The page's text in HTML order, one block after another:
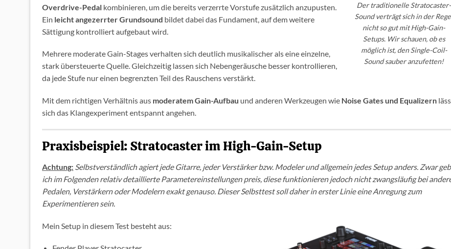
Der traditionelle Stratocaster-
Sound verträgt sich in der
nicht so gut mit High-Gain-
Setups. Wir schauen, ob es
möglich ist, den Single-Coil-
Sound sauber anzufetten!
Overdrive-Pedal kombinieren, um die bereits verzerrte Vorstufe zusätzlich anzupusten.
Ein leicht angezerrter Grundsound bildet dabei das Fundament, auf dem weitere
Sättigung kontrolliert aufgebaut wird.
Mehrere moderate Gain-Stages verhalten sich deutlich musikalischer als eine einzelne,
stark übersteuerte Quelle. Gleichzeitig lassen sich Nebengeräusche besser kontrollieren,
da jede Stufe nur einen begrenzten Teil des Rauschens verstärkt.
Mit dem richtigen Verhältnis aus moderatem Gain-Aufbau und anderen Werkzeugen wie Noise Gates und Equalizern
sich das Klangexperiment entspannt angehen.
Praxisbeispiel: Stratocaster im High-Gain-Setup
Achtung: Selbstverständlich agiert jede Gitarre, jeder Verstärker bzw. Modeler und allgemein jedes Setup anders. Zwar
ich im Folgenden relativ detaillierte Parametereinstellungen preis, diese funktionieren jedoch nicht zwangsläufig bei
Pedalen, Verstärkern oder Modelern exakt genauso. Dieser Selbsttest soll daher in erster Linie eine Anregung zum
Experimentieren sein.
Mein Setup in diesem Test besteht aus: